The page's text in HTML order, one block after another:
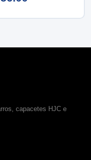
capacetes HJC e